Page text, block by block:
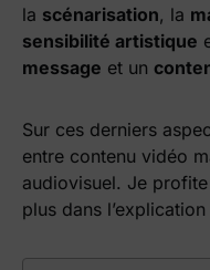
la scénarisation, la
sensibilité artistique
message et un
Sur ces derniers
entre contenu vidéo
audiovisuel. Je
plus dans